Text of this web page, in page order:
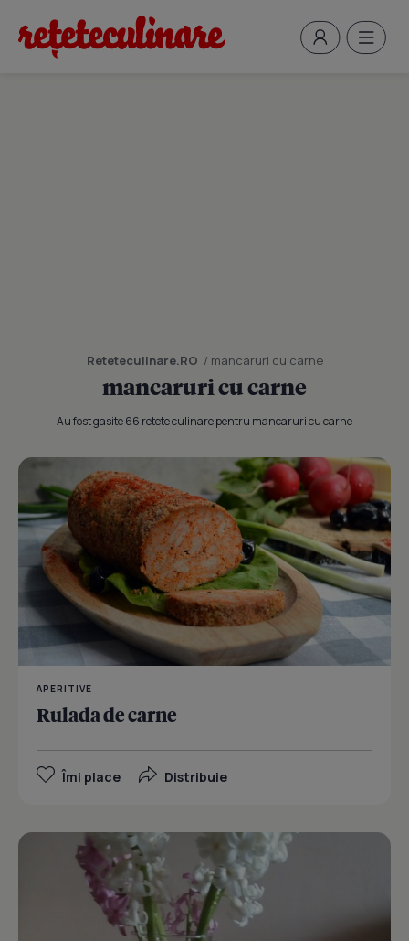
Reteteculinare.RO / mancaruri cu carne
mancaruri cu carne
Au fost gasite 66 retete culinare pentru mancaruri cu carne
APERITIVE
Rulada de carne
Îmi place Distribuie